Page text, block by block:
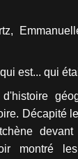
est... qui
Décapité
montré